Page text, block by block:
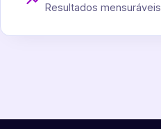
Resultados mensuráveis